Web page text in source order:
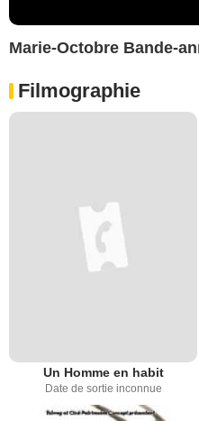
Marie-Octobre Bande-
Filmographie
Un Homme en habit
Date de sortie inconnue